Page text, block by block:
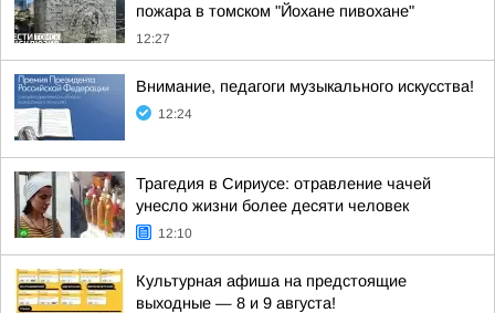
пожара в томском "Йохане пивохане"
12:27
Внимание, педагоги музыкального искусства!
12:24
Трагедия в Сириусе: отравление чачей
унесло жизни более десяти человек
12:10
Культурная афиша на предстоящие
выходные — 8 и 9 августа!